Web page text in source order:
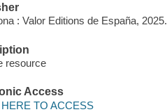
: Valor Editions de España, 2025.
resource
Access
TO ACCESS